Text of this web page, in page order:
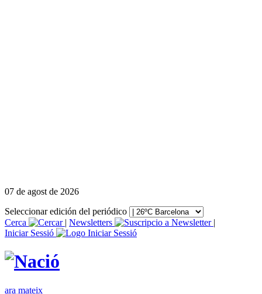
07 de agost de 2026
Seleccionar edición del periódico
Cerca
| Newsletters
|
Iniciar Sessió
ara mateix